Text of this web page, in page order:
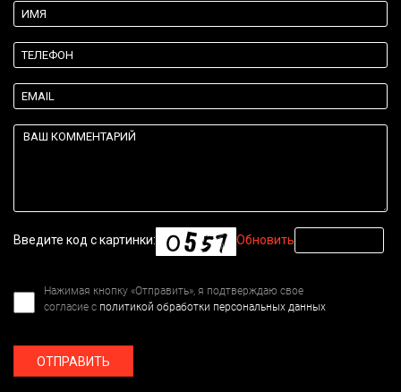
Введите код с картинки: Обновить
Нажимая кнопку «Отправить», я подтверждаю свое
согласие с политикой обработки персональных данных
ОТПРАВИТЬ